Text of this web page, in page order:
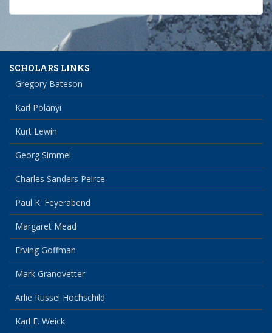
SCHOLARS LINKS
Gregory Bateson
Karl Polanyi
Kurt Lewin
Georg Simmel
Charles Sanders Peirce
Paul K. Feyerabend
Margaret Mead
Erving Goffman
Mark Granovetter
Arlie Russel Hochschild
Karl E. Weick